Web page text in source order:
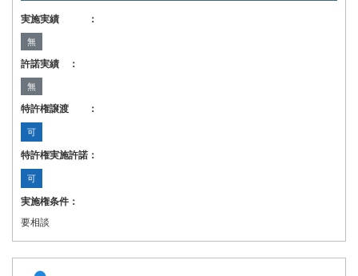
実施実績 ：
無
許諾実績 ：
無
特許権譲渡 ：
可
特許権実施許諾：
可
実施権条件：
要相談